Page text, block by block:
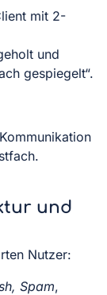
mit 2-
und
gespiegelt“.
und
Nutzer:
Spam,